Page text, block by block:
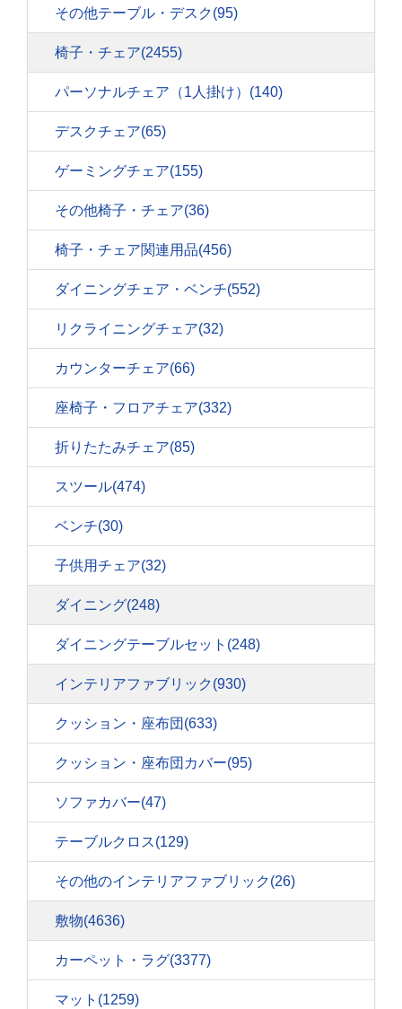
その他テーブル・デスク(95)
椅子・チェア(2455)
パーソナルチェア（1人掛け） (140)
デスクチェア(65)
ゲーミングチェア(155)
その他椅子・チェア(36)
椅子・チェア関連用品(456)
ダイニングチェア・ベンチ(552)
リクライニングチェア(32)
カウンターチェア(66)
座椅子・フロアチェア(332)
折りたたみチェア(85)
スツール(474)
ベンチ(30)
子供用チェア(32)
ダイニング(248)
ダイニングテーブルセット (248)
インテリアファブリック (930)
クッション・座布団 (633)
クッション・座布団カバー(95)
ソファカバー(47)
テーブルクロス(129)
その他のインテリアファブリック(26)
敷物(4636)
カーペット・ラグ(3377)
マット (1259)